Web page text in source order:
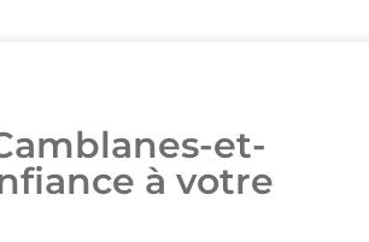
et-
à votre